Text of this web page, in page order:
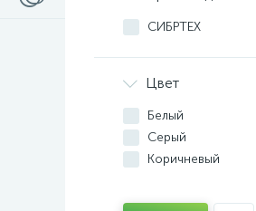
СИБРТЕХ
Цвет
Белый
Серый
Коричневый